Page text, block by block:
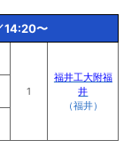
14:20〜
1
福井工大附福
井
（福井）